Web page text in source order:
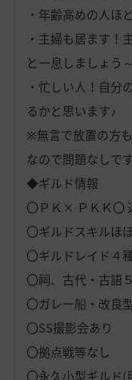
・年齢高めの人ほ
・主婦も居ます！
と一息しましょう
・忙しい人！自分
るかと思います♪
※無言で放置の方
なので問題なしです
◆ギルド情報
〇ＰＫ× ＰＫＫ〇
〇ギルドスキルほ
〇ギルドレイド４
〇祠、古代・古語
〇ガレー船・改良
〇SS撮影会あり
〇拠点戦等なし
〇永久小型ギルド(